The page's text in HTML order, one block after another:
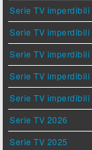
Serie TV imperdibili
Serie TV imperdibili
Serie TV imperdibili
Serie TV imperdibili
Serie TV imperdibili
Serie TV 2026
Serie TV 2025